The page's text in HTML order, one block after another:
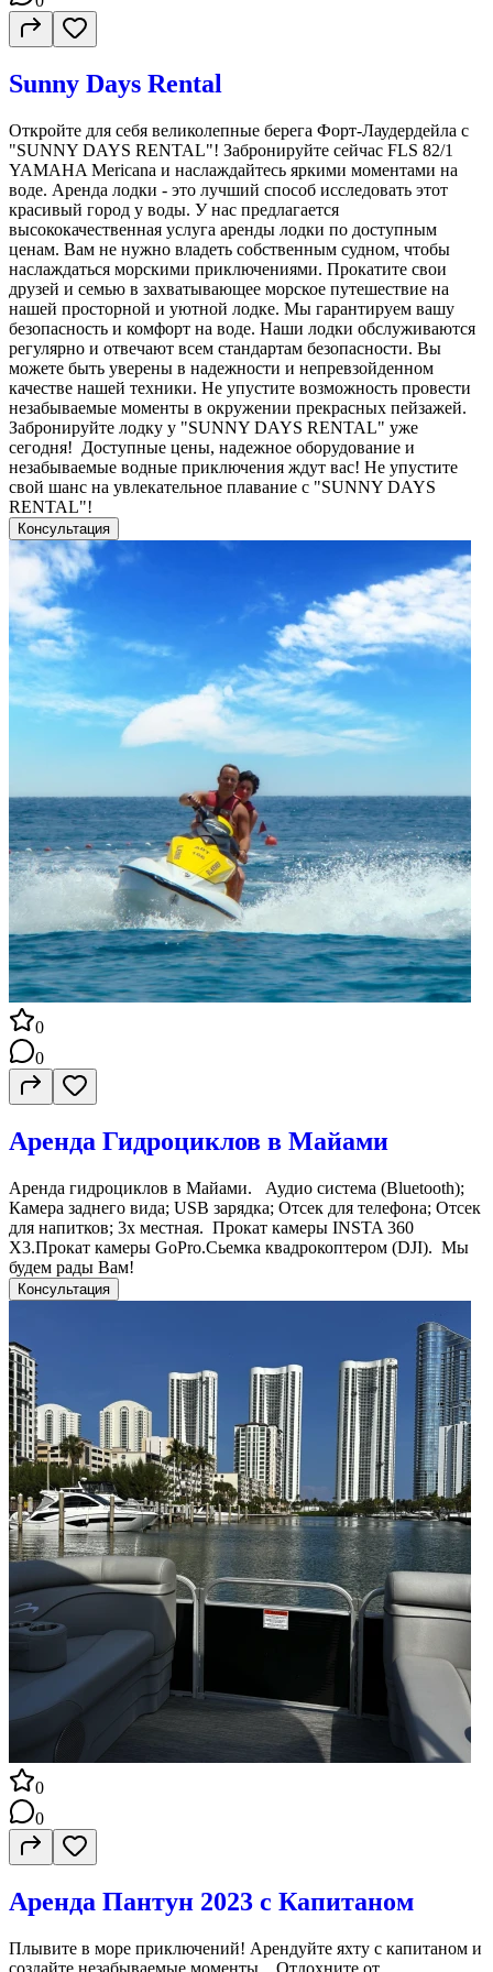
Sunny Days Rental
Откройте для себя великолепные берега Форт-Лаудердейла с
"SUNNY DAYS RENTAL"! Забронируйте сейчас FLS 82/1
YAMAHA Mericana и наслаждайтесь яркими моментами на
воде. Аренда лодки - это лучший способ исследовать этот
красивый город у воды. У нас предлагается
высококачественная услуга аренды лодки по доступным
ценам. Вам не нужно владеть собственным судном, чтобы
наслаждаться морскими приключениями. Прокатите свои
друзей и семью в захватывающее морское путешествие на
нашей просторной и уютной лодке. Мы гарантируем вашу
безопасность и комфорт на воде. Наши лодки обслуживаются
регулярно и отвечают всем стандартам безопасности. Вы
можете быть уверены в надежности и непревзойденном
качестве нашей техники. Не упустите возможность провести
незабываемые моменты в окружении прекрасных пейзажей.
Забронируйте лодку у "SUNNY DAYS RENTAL" уже
сегодня! Доступные цены, надежное оборудование и
незабываемые водные приключения ждут вас! Не упустите
свой шанс на увлекательное плавание с "SUNNY DAYS
RENTAL"!
Консультация
0
0
Аренда Гидроциклов в Майами
Аренда гидроциклов в Майами. Аудио система (Bluetooth);
Камера заднего вида; USB зарядка; Отсек для телефона; Отсек
для напитков; 3х местная. Прокат камеры INSTA 360
X3.Прокат камеры GoPro.Сьемка квадрокоптером (DJI). Мы
будем рады Вам!
Консультация
0
0
Аренда Пантун 2023 с Капитаном
Плывите в море приключений! Арендуйте яхту с капитаном и
создайте незабываемые моменты. Отдохните от